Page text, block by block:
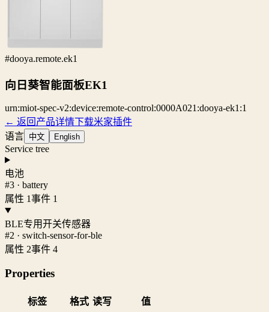
#dooya.remote.ek1
向日葵智能面板EK1
urn:miot-spec-v2:device:remote-control:0000A021:dooya-ek1:1
← 返回产品详情下载米家插件
语言 中文 English
Service tree
电池
#3 · battery
属性 1事件 1
BLE专用开关传感器
#2 · switch-sensor-for-ble
属性 2事件 4
Properties
标签 格式 读写 值